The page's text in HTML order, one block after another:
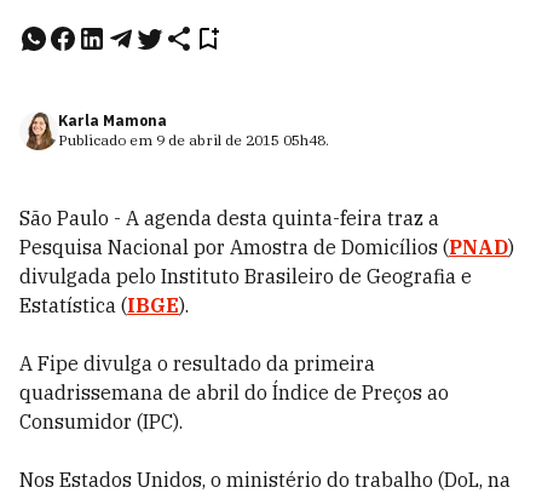
Karla Mamona
Publicado em 9 de abril de 2015 05h48.
São Paulo - A agenda desta quinta-feira traz a
Pesquisa Nacional por Amostra de Domicílios (PNAD)
divulgada pelo Instituto Brasileiro de Geografia e
Estatística (IBGE).
A Fipe divulga o resultado da primeira
quadrissemana de abril do Índice de Preços ao
Consumidor (IPC).
Nos Estados Unidos, o ministério do trabalho (DoL, na